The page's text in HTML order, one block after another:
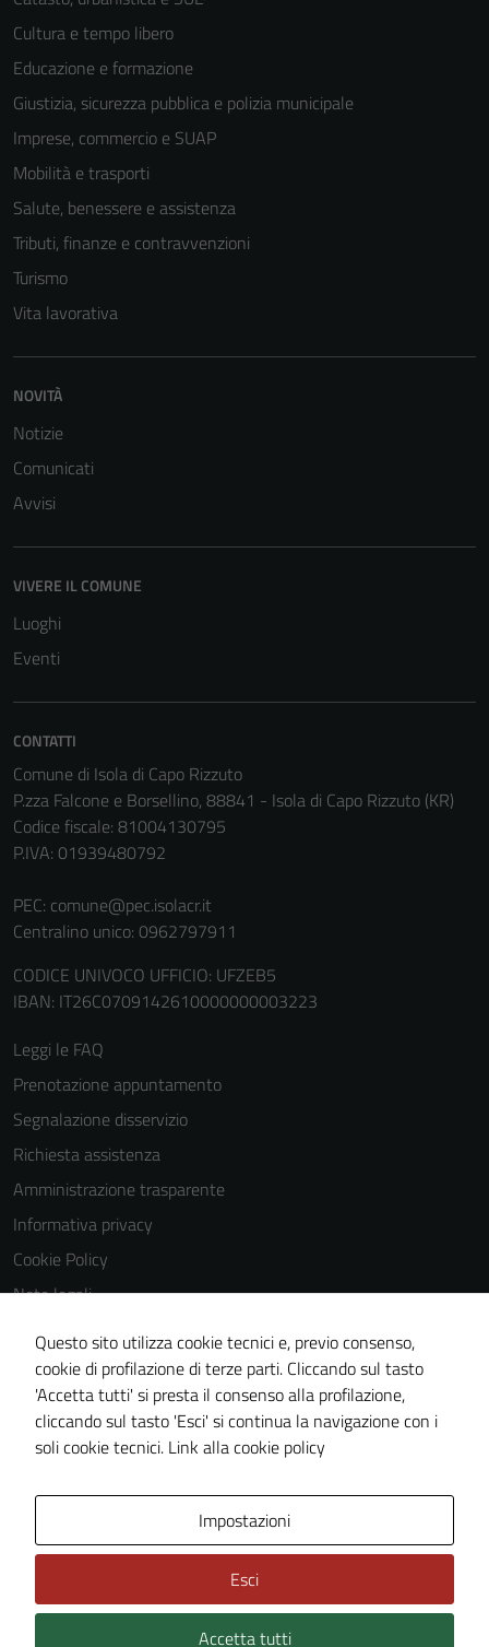
Cultura e tempo libero
Educazione e formazione
Giustizia, sicurezza pubblica e polizia municipale
Imprese, commercio e SUAP
Mobilità e trasporti
Salute, benessere e assistenza
Tributi, finanze e contravvenzioni
Turismo
Vita lavorativa
NOVITÀ
Notizie
Comunicati
Avvisi
VIVERE IL COMUNE
Luoghi
Eventi
CONTATTI
Comune di Isola di Capo Rizzuto
P.zza Falcone e Borsellino, 88841 - Isola di Capo Rizzuto (KR)
Codice fiscale: 81004130795
P.IVA: 01939480792
PEC: comune@pec.isolacr.it
Centralino unico: 0962797911
CODICE UNIVOCO UFFICIO: UFZEB5
IBAN: IT26C0709142610000000003223
Leggi le FAQ
Prenotazione appuntamento
Segnalazione disservizio
Richiesta assistenza
Amministrazione trasparente
Informativa privacy
Cookie Policy
Note legali
Obiettivi di accessibilità
Dichiarazione di accessibilità
Piano di miglioramento del sito
Whistleblowing
Media policy
Technical Design s.r.l.
Questo sito utilizza cookie tecnici e, previo consenso,
cookie di profilazione di terze parti. Cliccando sul tasto
'Accetta tutti' si presta il consenso alla profilazione,
cliccando sul tasto 'Esci' si continua la navigazione con i
soli cookie tecnici. Link alla cookie policy
Impostazioni
Esci
Accetta tutti